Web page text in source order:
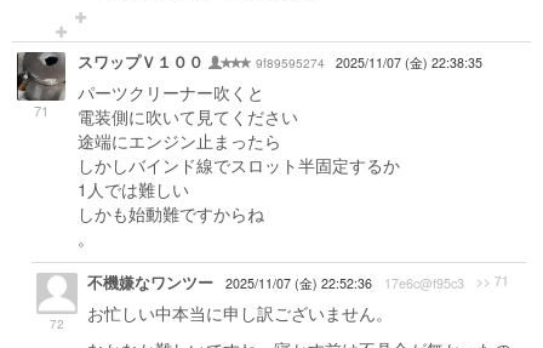
71
スワップＶ１００ 9f89595274 2025/11/07 (金) 22:38:35
パーツクリーナー吹くと
電装側に吹いて見てください
途端にエンジン止まったら
しかしバインド線でスロット半固定するか
1人では難しい
しかも始動難ですからね
。
72
不機嫌なワンツー 2025/11/07 (金) 22:52:36 17e6c@f95c3 >> 71
お忙しい中本当に申し訳ございません。